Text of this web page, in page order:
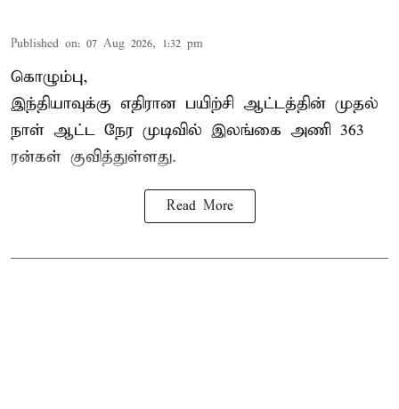
Published on: 07 Aug 2026, 1:32 pm
கொழும்பு,
இந்தியாவுக்கு எதிரான பயிற்சி ஆட்டத்தின் முதல்
நாள் ஆட்ட நேர முடிவில் இலங்கை அணி 363
ரன்கள் குவித்துள்ளது.
Read More